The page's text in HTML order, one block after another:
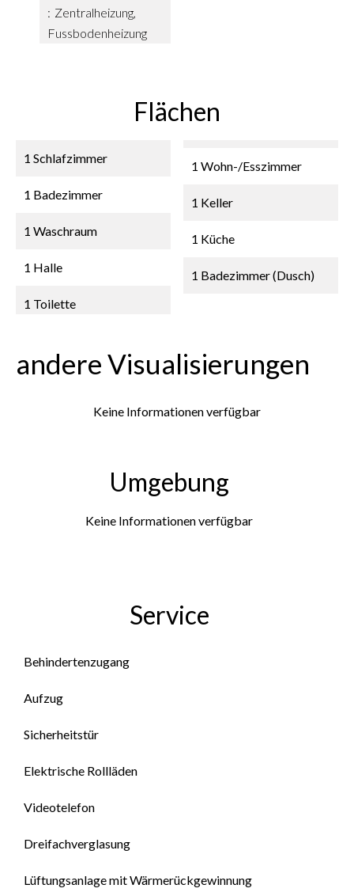
Zentralheizung,
Fussbodenheizung
Flächen
1 Schlafzimmer
1 Badezimmer
1 Waschraum
1 Halle
1 Toilette
1 Wohn-/Esszimmer
1 Keller
1 Küche
1 Badezimmer (Dusch)
andere Visualisierungen
Keine Informationen verfügbar
Umgebung
Keine Informationen verfügbar
Service
Behindertenzugang
Aufzug
Sicherheitstür
Elektrische Rollläden
Videotelefon
Dreifachverglasung
Lüftungsanlage mit Wärmerückgewinnung